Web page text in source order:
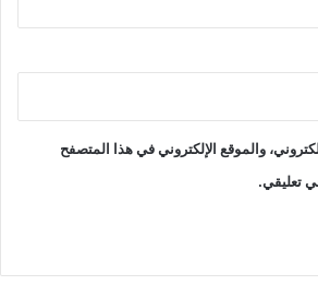
والموقع الإلكتروني في هذا المتصفح
تعليقي.